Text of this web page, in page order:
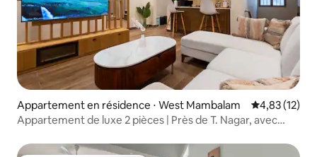
Appartement en résidence ⋅ West Mambalam Évaluation
4,83 (12)
Appartement de luxe 2 pièces | Près de T. Nagar, avec